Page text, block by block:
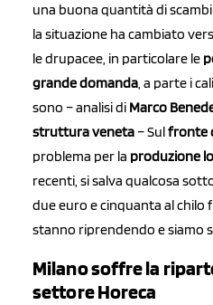
una buona quantità di
la situazione ha cambiato
le drupacee, in particolare le
grande domanda, a parte i
sono – analisi di Marco
struttura veneta– Sulfronte
problema per la produzione
recenti, si salva qualcosa
due euro e cinquanta al chilo
stanno riprendendo e siamo
Milano soffre la
settore Horeca